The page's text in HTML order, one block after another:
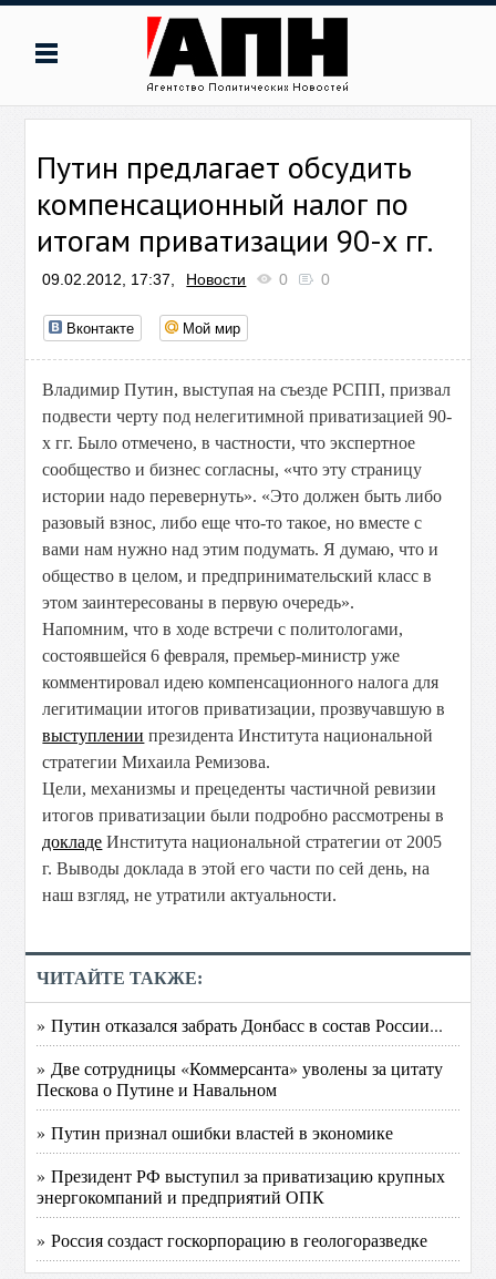
Путин предлагает обсудить
компенсационный налог по
итогам приватизации 90-х гг.
09.02.2012, 17:37, Новости 0 0
Вконтакте Мой мир
Владимир Путин, выступая на съезде РСПП, призвал
подвести черту под нелегитимной приватизацией 90-
х гг. Было отмечено, в частности, что экспертное
сообщество и бизнес согласны, «что эту страницу
истории надо перевернуть». «Это должен быть либо
разовый взнос, либо еще что-то такое, но вместе с
вами нам нужно над этим подумать. Я думаю, что и
общество в целом, и предпринимательский класс в
этом заинтересованы в первую очередь».
Напомним, что в ходе встречи с политологами,
состоявшейся 6 февраля, премьер-министр уже
комментировал идею компенсационного налога для
легитимации итогов приватизации, прозвучавшую в
выступлении президента Института национальной
стратегии Михаила Ремизова.
Цели, механизмы и прецеденты частичной ревизии
итогов приватизации были подробно рассмотрены в
докладе Института национальной стратегии от 2005
г. Выводы доклада в этой его части по сей день, на
наш взгляд, не утратили актуальности.
ЧИТАЙТЕ ТАКЖЕ:
» Путин отказался забрать Донбасс в состав России...
» Две сотрудницы «Коммерсанта» уволены за цитату
Пескова о Путине и Навальном
» Путин признал ошибки властей в экономике
» Президент РФ выступил за приватизацию крупных
энергокомпаний и предприятий ОПК
» Россия создаст госкорпорацию в геологоразведке